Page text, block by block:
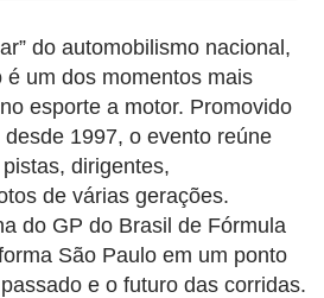
do automobilismo nacional,
um dos momentos mais
esporte a motor. Promovido
1997, o evento reúne
dirigentes,
de várias gerações.
do GP do Brasil de Fórmula
São Paulo em um ponto
e o futuro das corridas.